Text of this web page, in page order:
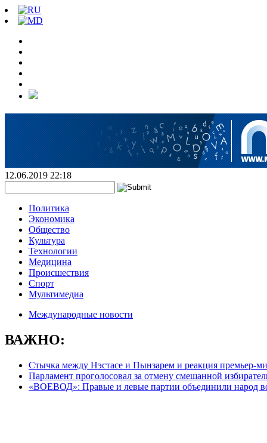
12.06.2019 22:18
Политика
Экономика
Общество
Культура
Технологии
Медицина
Происшествия
Спорт
Мультимедиа
Международные новости
ВАЖНО:
Cтычка между Нэстасе и Пынзарем и реакция премьер-
Парламент проголосовал за отмену смешанной
«ВОЕВОД»: Правые и левые партии объединили народ